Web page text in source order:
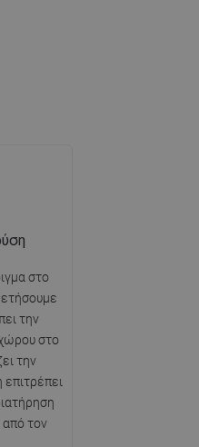
στο
την
στο
την
επιτρέπει
τον